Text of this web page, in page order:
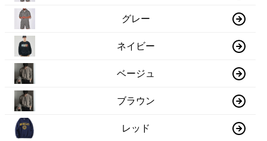
グレー
ネイビー
ベージュ
ブラウン
レッド